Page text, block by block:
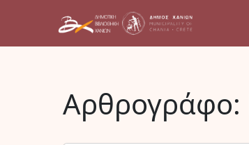
Αρθρογράφο: